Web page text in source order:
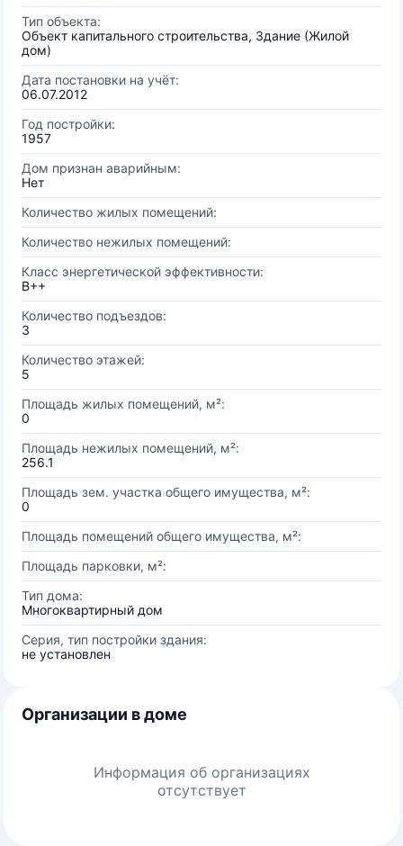
Тип объекта:
Объект капитального строительства, Здание (Жилой
дом)
Дата постановки на учёт:
06.07.2012
Год постройки:
1957
Дом признан аварийным:
Нет
Количество жилых помещений:
Количество нежилых помещений:
Класс энергетической эффективности:
B++
Количество подъездов:
3
Количество этажей:
5
Площадь жилых помещений, м²:
0
Площадь нежилых помещений, м²:
256.1
Площадь зем. участка общего имущества, м²:
0
Площадь помещений общего имущества, м²:
Площадь парковки, м²:
Тип дома:
Многоквартирный дом
Серия, тип постройки здания:
не установлен
Организации в доме
Информация об организациях
отсутствует